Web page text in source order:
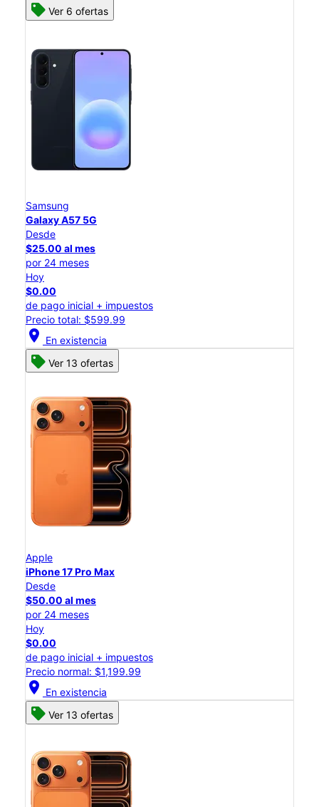
Ver 6 ofertas
Samsung
Galaxy A57 5G
Desde
$25.00 al mes
por 24 meses
Hoy
$0.00
de pago inicial + impuestos
Precio total: $599.99
location_on En existencia
Ver 13 ofertas
Apple
iPhone 17 Pro Max
Desde
$50.00 al mes
por 24 meses
Hoy
$0.00
de pago inicial + impuestos
Precio normal: $1,199.99
location_on En existencia
Ver 13 ofertas